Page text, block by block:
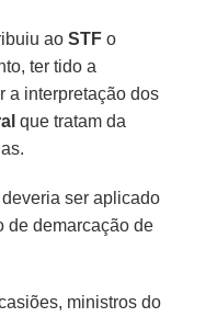
aoSTF o
ter tido a
a interpretação dos
que tratam da
ser aplicado
de demarcação de
ministros do